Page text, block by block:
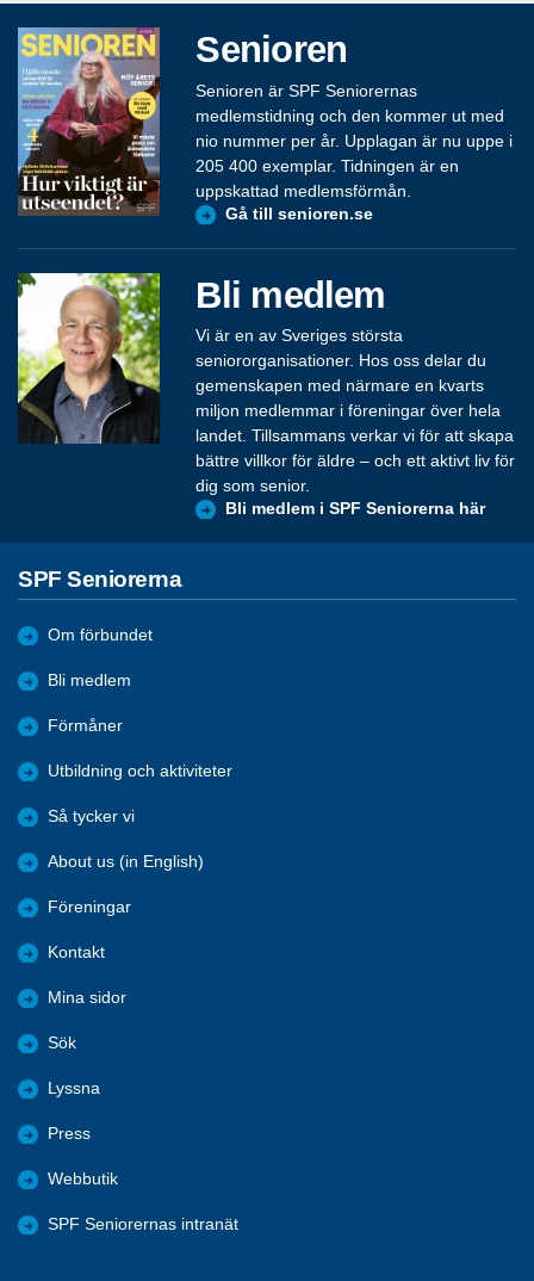
Senioren
Senioren är SPF Seniorernas
medlemstidning och den kommer ut med
nio nummer per år. Upplagan är nu uppe i
205 400 exemplar. Tidningen är en
uppskattad medlemsförmån.
Gå till senioren.se
Bli medlem
Vi är en av Sveriges största
seniororganisationer. Hos oss delar du
gemenskapen med närmare en kvarts
miljon medlemmar i föreningar över hela
landet. Tillsammans verkar vi för att skapa
bättre villkor för äldre – och ett aktivt liv för
dig som senior.
Bli medlem i SPF Seniorerna här
SPF Seniorerna
Om förbundet
Bli medlem
Förmåner
Utbildning och aktiviteter
Så tycker vi
About us (in English)
Föreningar
Kontakt
Mina sidor
Sök
Lyssna
Press
Webbutik
SPF Seniorernas intranät